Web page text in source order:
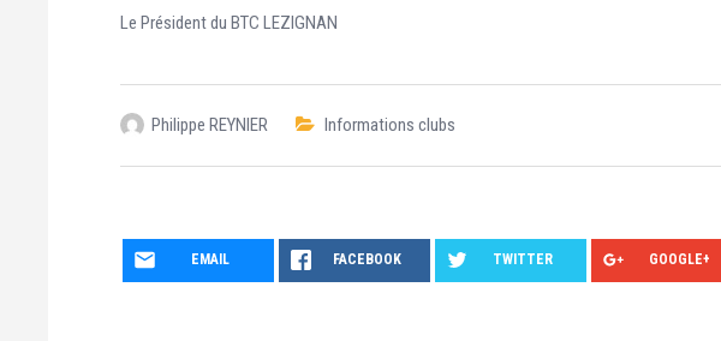
Le Président du BTC LEZIGNAN
Philippe REYNIER Informations clubs
EMAIL FACEBOOK TWITTER GOOGLE+